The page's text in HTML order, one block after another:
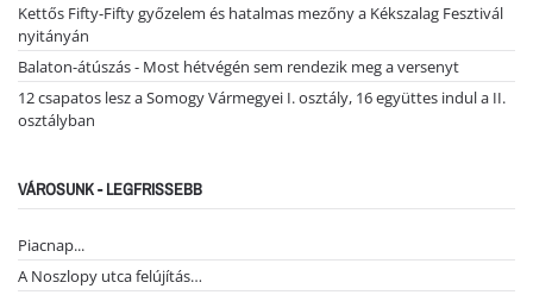
Kettős Fifty-Fifty győzelem és hatalmas mezőny a Kékszalag Fesztivál
nyitányán
Balaton-átúszás - Most hétvégén sem rendezik meg a versenyt
12 csapatos lesz a Somogy Vármegyei I. osztály, 16 együttes indul a II.
osztályban
VÁROSUNK - LEGFRISSEBB
Piacnap...
A Noszlopy utca felújítás…